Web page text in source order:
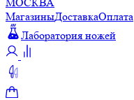
МОСКВА
МагазиныДоставкаОплата
Лаборатория ножей